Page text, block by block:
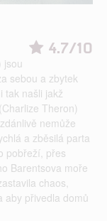
4.7/10
jsou
sebou a zbytek
tak našli jakž
Theron)
nemůže
a zběsilá parta
pobřeží, přes
Barentsova moře
chaos,
aby přivedla domů